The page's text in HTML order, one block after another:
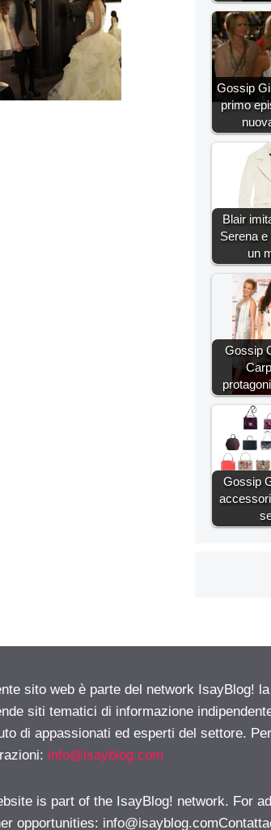
Gossip
primo
Blair
Serena e
un
Gossip
Gossip
accessori
sito web è parte del network IsayBlog!
siti tematici di informazione
di appassionati ed esperti del settore.
info@isayblog.com
is part of the IsayBlog! network. For
opportunities: